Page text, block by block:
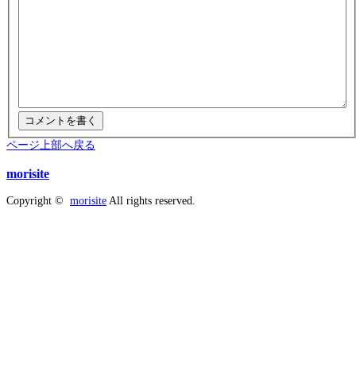
ページ上部へ戻る
morisite
Copyright © morisite All rights reserved.